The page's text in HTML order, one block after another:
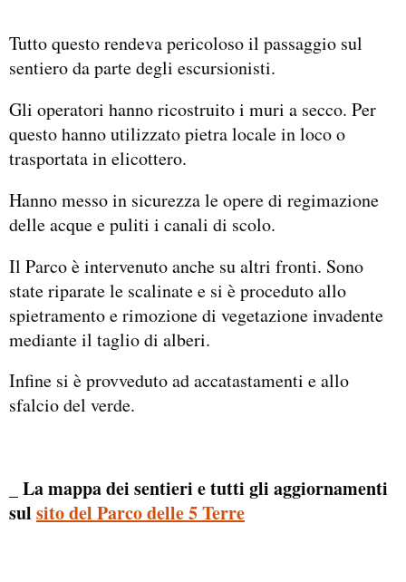
Tutto questo rendeva pericoloso il passaggio sul
sentiero da parte degli escursionisti.
Gli operatori hanno ricostruito i muri a secco. Per
questo hanno utilizzato pietra locale in loco o
trasportata in elicottero.
Hanno messo in sicurezza le opere di regimazione
delle acque e puliti i canali di scolo.
Il Parco è intervenuto anche su altri fronti. Sono
state riparate le scalinate e si è proceduto allo
spietramento e rimozione di vegetazione invadente
mediante il taglio di alberi.
Infine si è provveduto ad accatastamenti e allo
sfalcio del verde.
_ La mappa dei sentieri e tutti gli aggiornamenti
sul sito del Parco delle 5 Terre